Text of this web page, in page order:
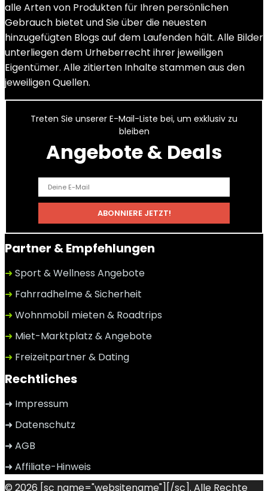
alle Arten von Produkten für Ihren persönlichen
Gebrauch bietet und Sie über die neuesten
hinzugefügten Blogs auf dem Laufenden hält. Alle Bilder
unterliegen dem Urheberrecht ihrer jeweiligen
Eigentümer. Alle zitierten Inhalte stammen aus den
jeweiligen Quellen.
Treten Sie unserer E-Mail-Liste bei, um exklusiv zu
bleiben
Angebote & Deals
Partner & Empfehlungen
➜ Sport & Wellness Angebote
➜ Fahrradhelme & Sicherheit
➜ Wohnmobil mieten & Roadtrips
➜ Miet-Marktplatz & Angebote
➜ Freizeitpartner & Dating
Rechtliches
➜ Impressum
➜ Datenschutz
➜ AGB
➜ Affiliate-Hinweis
© 2026 [sc name="websitename"][/sc]. Alle Rechte